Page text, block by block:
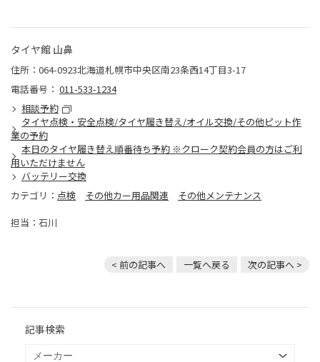
タイヤ館 山鼻
住所：064-0923北海道札幌市中央区南23条西14丁目3-17
電話番号： 011-533-1234
相談予約
タイヤ点検・安全点検/タイヤ履き替え/オイル交換/その他ピット作
業の予約
本日のタイヤ履き替え順番待ち予約 ※クローク契約会員の方はご利
用いただけません
バッテリー交換
カテゴリ： 点検 その他カー用品関連
その他メンテナンス
担当：石川
< 前の記事へ 一覧へ戻る 次の記事へ >
記事検索